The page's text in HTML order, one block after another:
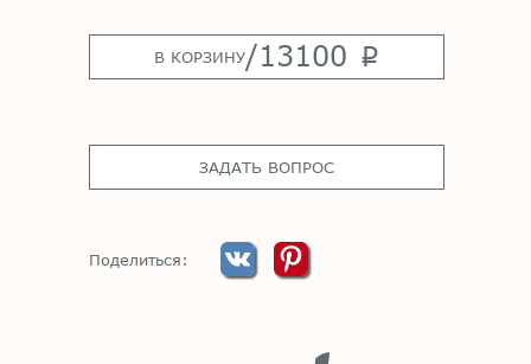
В КОРЗИНУ/13100 p
ЗАДАТЬ ВОПРОС
Поделиться: